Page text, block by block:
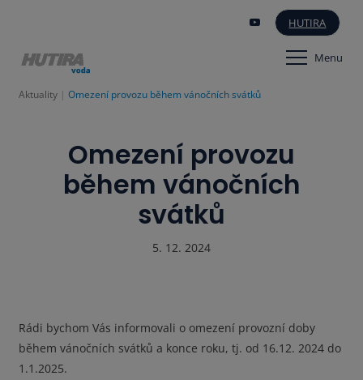
HUTIRA
Menu
Aktuality Omezení provozu během vánočních svátků
Omezení provozu
během vánočních
svátků
5. 12. 2024
Rádi bychom Vás informovali o omezení provozní doby
během vánočních svátků a konce roku, tj. od 16.12. 2024 do
1.1.2025.